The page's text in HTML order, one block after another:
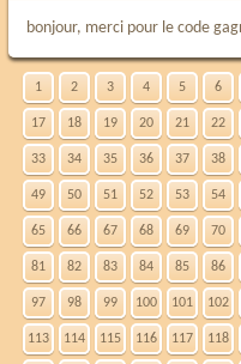
bonjour, merci pour le code
1 2 3 4 5 6
17 18 19 20 21 22
33 34 35 36 37 38
49 50 51 52 53 54
65 66 67 68 69 70
81 82 83 84 85 86
97 98 99 100 101 102
113 114 115 116 117 118